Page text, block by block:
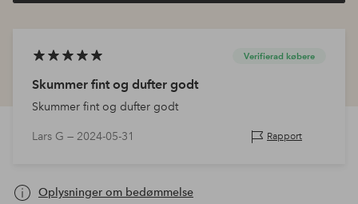
Verifierad købere
Skummer fint og dufter godt
Skummer fint og dufter godt
Lars G — 2024-05-31 Rapport
Oplysninger om bedømmelse